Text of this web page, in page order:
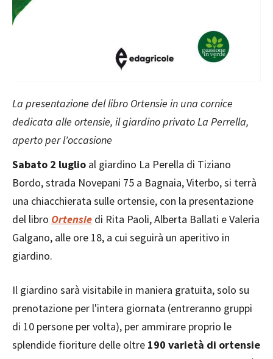
La presentazione del libro Ortensie in una cornice
dedicata alle ortensie, il giardino privato La Perrella,
aperto per l'occasione
Sabato 2 luglio al giardino La Perella di Tiziano
Bordo, strada Novepani 75 a Bagnaia, Viterbo, si terrà
una chiacchierata sulle ortensie, con la presentazione
del libro Ortensie di Rita Paoli, Alberta Ballati e Valeria
Galgano, alle ore 18, a cui seguirà un aperitivo in
giardino.
Il giardino sarà visitabile in maniera gratuita, solo su
prenotazione per l'intera giornata (entreranno gruppi
di 10 persone per volta), per ammirare proprio le
splendide fioriture delle oltre 190 varietà di ortensie